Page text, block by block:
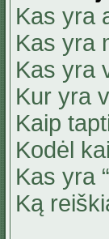
Kas yra
Kas yra
Kas yra
Kur yra
Kaip
Kodėl
Kas yra
Ką